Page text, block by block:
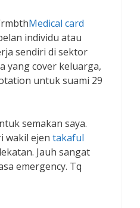
Medical card
individu atau
sendiri di sektor
yang cover keluarga,
untuk suami 29
semakan saya.
wakil ejen takaful
Jauh sangat
emergency. Tq